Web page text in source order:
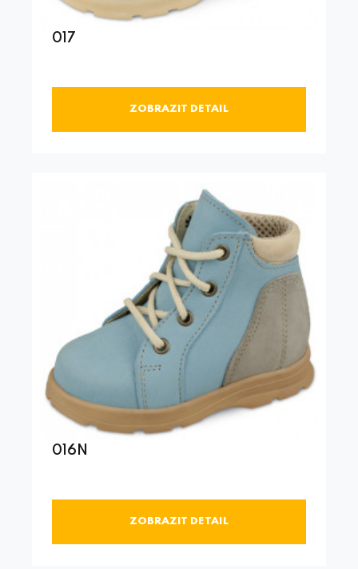
017
ZOBRAZIT DETAIL
016N
ZOBRAZIT DETAIL